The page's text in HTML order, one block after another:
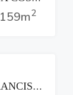
159m2
VENTA CASA LOMAS DE SAN FRANCISCO SAN SALVADOR